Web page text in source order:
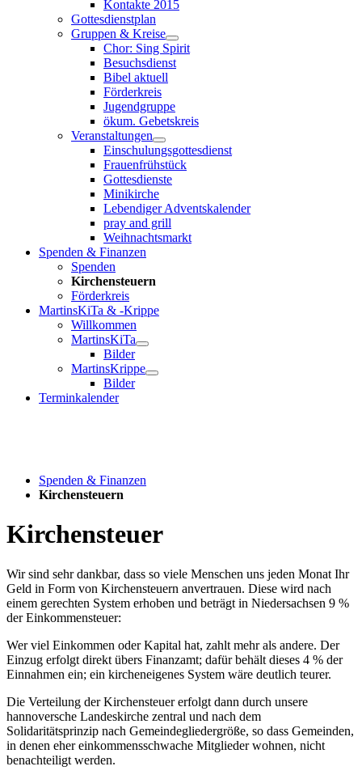
Kontakte 2015
Gottesdienstplan
Gruppen & Kreise
Chor: Sing Spirit
Besuchsdienst
Bibel aktuell
Förderkreis
Jugendgruppe
ökum. Gebetskreis
Veranstaltungen
Einschulungsgottesdienst
Frauenfrühstück
Gottesdienste
Minikirche
Lebendiger Adventskalender
pray and grill
Weihnachtsmarkt
Spenden & Finanzen
Spenden
Kirchensteuern
Förderkreis
MartinsKiTa & -Krippe
Willkommen
MartinsKiTa
Bilder
MartinsKrippe
Bilder
Terminkalender
Spenden & Finanzen
Kirchensteuern
Kirchensteuer
Wir sind sehr dankbar, dass so viele Menschen uns jeden Monat Ihr
Geld in Form von Kirchensteuern anvertrauen. Diese wird nach
einem gerechten System erhoben und beträgt in Niedersachsen 9 %
der Einkommensteuer:
Wer viel Einkommen oder Kapital hat, zahlt mehr als andere. Der
Einzug erfolgt direkt übers Finanzamt; dafür behält dieses 4 % der
Einnahmen ein; ein kircheneigenes System wäre deutlich teurer.
Die Verteilung der Kirchensteuer erfolgt dann durch unsere
hannoversche Landeskirche zentral und nach dem
Solidaritätsprinzip nach Gemeindegliedergröße, so dass Gemeinden,
in denen eher einkommensschwache Mitglieder wohnen, nicht
benachteiligt werden.